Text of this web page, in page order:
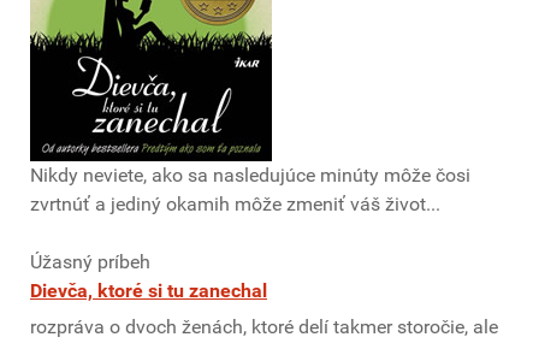
Nikdy neviete, ako sa nasledujúce minúty môže čosi
zvrtnúť a jediný okamih môže zmeniť váš život...
Úžasný príbeh
Dievča, ktoré si tu zanechal
rozpráva o dvoch ženách, ktoré delí takmer storočie, ale